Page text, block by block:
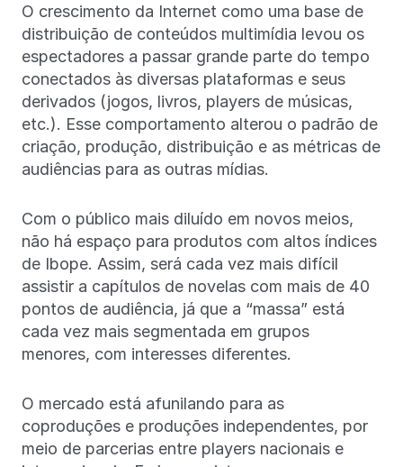
O crescimento da Internet como uma base de
distribuição de conteúdos multimídia levou os
espectadores a passar grande parte do tempo
conectados às diversas plataformas e seus
derivados (jogos, livros, players de músicas,
etc.). Esse comportamento alterou o padrão de
criação, produção, distribuição e as métricas de
audiências para as outras mídias.
Com o público mais diluído em novos meios,
não há espaço para produtos com altos índices
de Ibope. Assim, será cada vez mais difícil
assistir a capítulos de novelas com mais de 40
pontos de audiência, já que a “massa” está
cada vez mais segmentada em grupos
menores, com interesses diferentes.
O mercado está afunilando para as
coproduções e produções independentes, por
meio de parcerias entre players nacionais e